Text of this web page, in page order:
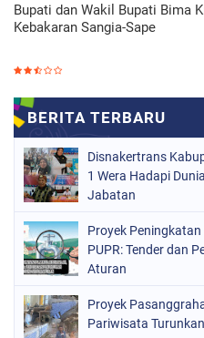
Bupati dan Wakil Bupati Bima
Kebakaran Sangia-Sape
Disnakertrans
1 Wera Hadapi
Jabatan
Proyek Peningkatan
PUPR: Tender dan
Aturan
Proyek
Pariwisata